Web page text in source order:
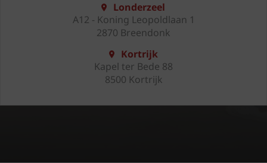
Londerzeel
A12 - Koning Leopoldlaan 1
2870 Breendonk
Kortrijk
Kapel ter Bede 88
8500 Kortrijk